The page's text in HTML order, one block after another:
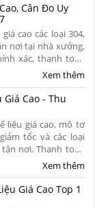
Cân Đo Uy
cao các loại 304,
nơi tại nhà xưởng,
xác, thanh toán
cao cho người
Xem thêm
Cao - Thu
liệu giá cao, mô tơ
tốc và các loại
nơi. Thanh toán
trong ngày, có hoa
Xem thêm
Giá Cao Top 1